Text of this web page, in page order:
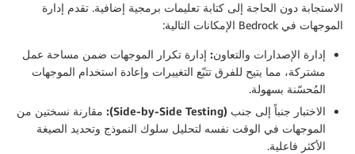
الاستجابة دون الحاجة إلى كتابة تعليمات برمجية إضافية. تقدم إدارة
الموجهات في Bedrock الإمكانات التالية:
إدارة الإصدارات والتعاون: إدارة تكرار الموجهات ضمن مساحة عمل
مشتركة، مما يتيح للفرق تتبّع التغييرات وإعادة استخدام الموجهات
المُحسّنة بسهولة.
الاختبار جنباً إلى جنب (Side-by-Side Testing):
مقارنة نسختين من
الموجهات في الوقت نفسه لتحليل سلوك النموذج وتحديد الصيغة
الأكثر فاعلية.